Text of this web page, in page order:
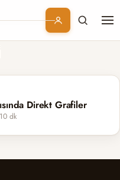
Branşlar
Konular
KurumsalDirekt Grafiler
10 dk